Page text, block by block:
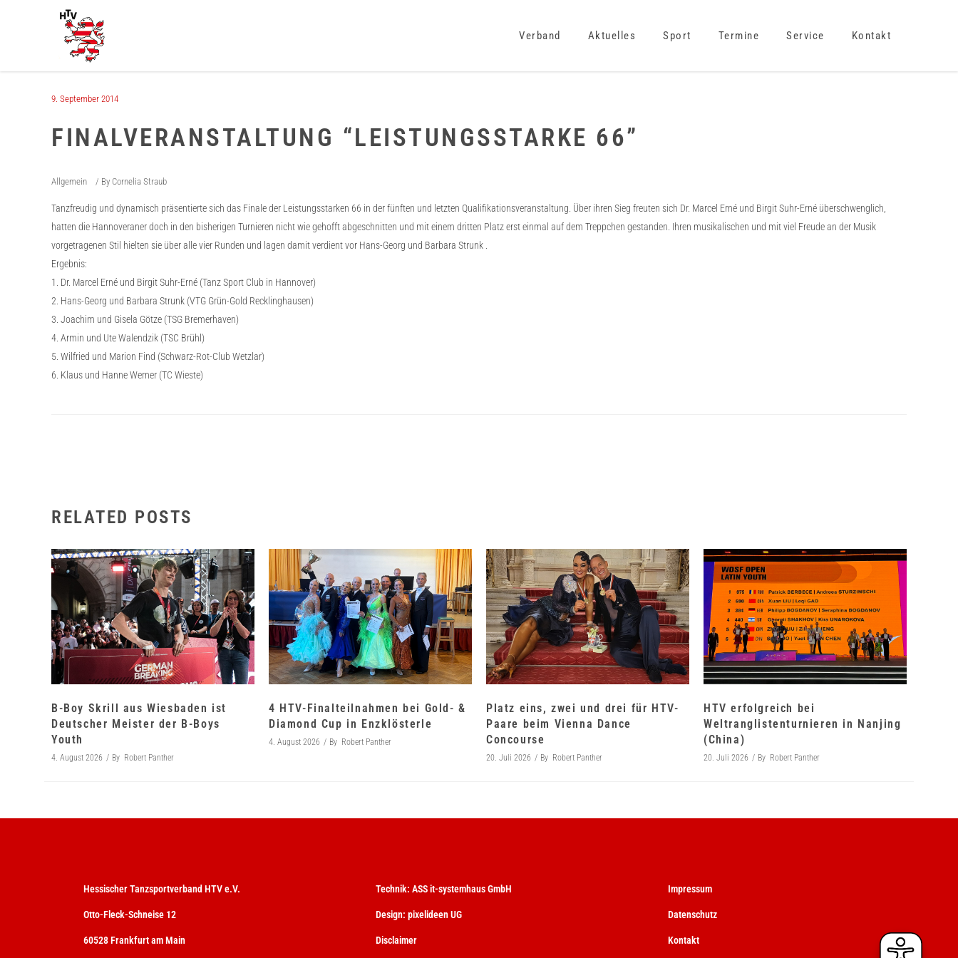
Verband Aktuelles Sport Termine Service Kontakt
9. September 2014
FINALVERANSTALTUNG “LEISTUNGSSTARKE 66”
Allgemein By Cornelia Straub
Tanzfreudig und dynamisch präsentierte sich das Finale der Leistungsstarken 66 in der fünften und letzten Qualifikationsveranstaltung. Über ihren Sieg freuten sich Dr. Marcel Erné und Birgit Suhr-Erné überschwenglich,
hatten die Hannoveraner doch in den bisherigen Turnieren nicht wie gehofft abgeschnitten und mit einem dritten Platz erst einmal auf dem Treppchen gestanden. Ihren musikalischen und mit viel Freude an der Musik
vorgetragenen Stil hielten sie über alle vier Runden und lagen damit verdient vor Hans-Georg und Barbara Strunk .
Ergebnis:
1. Dr. Marcel Erné und Birgit Suhr-Erné (Tanz Sport Club in Hannover)
2. Hans-Georg und Barbara Strunk (VTG Grün-Gold Recklinghausen)
3. Joachim und Gisela Götze (TSG Bremerhaven)
4. Armin und Ute Walendzik (TSC Brühl)
5. Wilfried und Marion Find (Schwarz-Rot-Club Wetzlar)
6. Klaus und Hanne Werner (TC Wieste)
RELATED POSTS
B-Boy Skrill aus Wiesbaden ist
Deutscher Meister der B-Boys
Youth
4. August 2026 By Robert Panther
4 HTV-Finalteilnahmen bei Gold- &
Diamond Cup in Enzklösterle
4. August 2026 By Robert Panther
Platz eins, zwei und drei für HTV-
Paare beim Vienna Dance
Concourse
20. Juli 2026 By Robert Panther
HTV erfolgreich bei
Weltranglistenturnieren in Nanjing
(China)
20. Juli 2026 By Robert Panther
Hessischer Tanzsportverband HTV e.V.
Otto-Fleck-Schneise 12
60528 Frankfurt am Main
Technik: ASS it-systemhaus GmbH
Design: pixelideen UG
Disclaimer
Impressum
Datenschutz
Kontakt